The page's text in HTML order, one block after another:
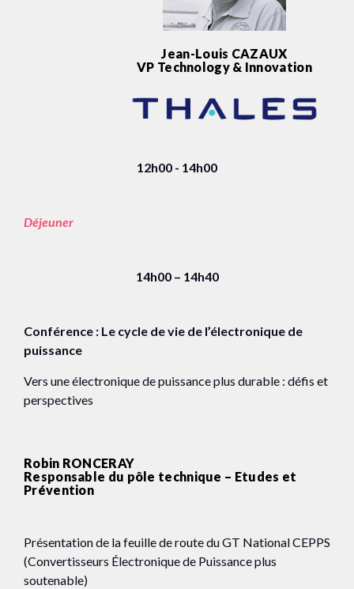
Jean-Louis CAZAUX
VP Technology & Innovation
12h00 - 14h00
Déjeuner
14h00 – 14h40
Conférence : Le cycle de vie de l’électronique de
puissance
Vers une électronique de puissance plus durable : défis et
perspectives
Robin RONCERAY
Responsable du pôle technique – Etudes et
Prévention
Présentation de la feuille de route du GT National CEPPS
(Convertisseurs Électronique de Puissance plus
soutenable)